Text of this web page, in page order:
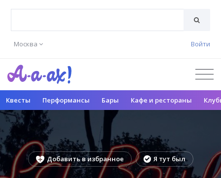
Москва Войти
Квесты Перформансы Бары Кафе и рестораны
Добавить в избранное Я тут был